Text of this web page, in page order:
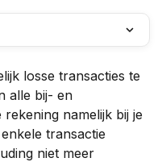
losse transacties te
alle bij- en
namelijk bij je
transactie
niet meer